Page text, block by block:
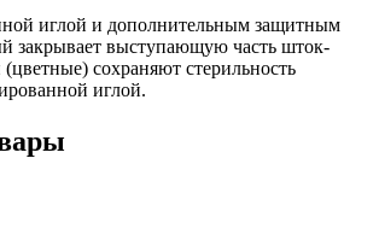
иглой и дополнительным защитным
закрывает выступающую часть шток-
сохраняют стерильность
иглой.